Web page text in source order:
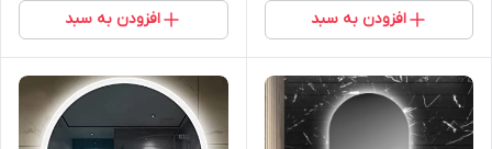
افزودن به سبد افزودن به سبد